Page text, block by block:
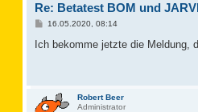
Re: Betatest BOM und
B
i
16.05.2020, 08:14
Ich bekomme jetzte die Meldung,
Robert Beer
Administrator